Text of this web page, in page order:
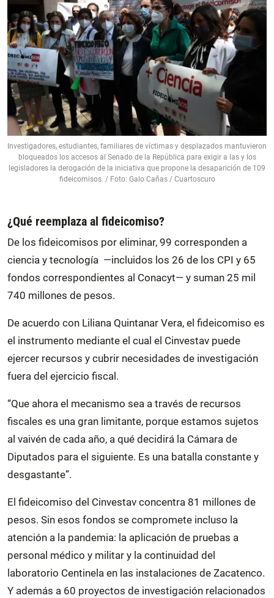
Investigadores, estudiantes, familiares de víctimas y desplazados mantuvieron
bloqueados los accesos al Senado de la República para exigir a las y los
legisladores la derogación de la iniciativa que propone la desaparición de 109
fideicomisos. / Foto: Galo Cañas / Cuartoscuro
¿Qué reemplaza al fideicomiso?
De los fideicomisos por eliminar, 99 corresponden a
ciencia y tecnología —incluidos los 26 de los CPI y 65
fondos correspondientes al Conacyt— y suman 25 mil
740 millones de pesos.
De acuerdo con Liliana Quintanar Vera, el fideicomiso es
el instrumento mediante el cual el Cinvestav puede
ejercer recursos y cubrir necesidades de investigación
fuera del ejercicio fiscal.
“Que ahora el mecanismo sea a través de recursos
fiscales es una gran limitante, porque estamos sujetos
al vaivén de cada año, a qué decidirá la Cámara de
Diputados para el siguiente. Es una batalla constante y
desgastante”.
El fideicomiso del Cinvestav concentra 81 millones de
pesos. Sin esos fondos se compromete incluso la
atención a la pandemia: la aplicación de pruebas a
personal médico y militar y la continuidad del
laboratorio Centinela en las instalaciones de Zacatenco.
Y además a 60 proyectos de investigación relacionados